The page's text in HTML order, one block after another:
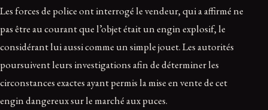
Les forces de police ont interrogé le vendeur, qui a affirmé ne
pas être au courant que l’objet était un engin explosif, le
considérant lui aussi comme un simple jouet. Les autorités
poursuivent leurs investigations afin de déterminer les
circonstances exactes ayant permis la mise en vente de cet
engin dangereux sur le marché aux puces.